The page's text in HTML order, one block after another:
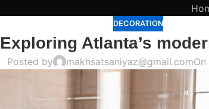
DECORATION
Exploring Atlanta’s
Posted by makhsatsaniyaz@gmail.com